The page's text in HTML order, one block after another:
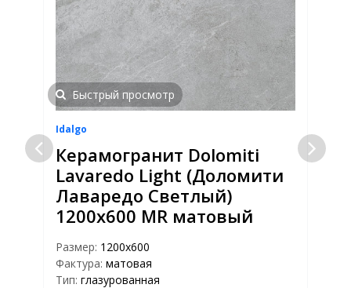
Быстрый просмотр
Idalgo
Керамогранит Dolomiti
Lavaredo Light (Доломити
Лаваредо Светлый)
1200х600 MR матовый
Размер: 1200х600
Фактура: матовая
Тип: глазурованная